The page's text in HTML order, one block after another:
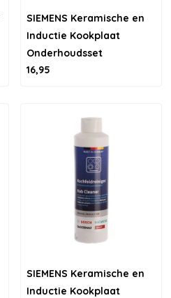
SIEMENS Keramische en
Inductie Kookplaat
Onderhoudsset
16,95
SIEMENS Keramische en
Inductie Kookplaat